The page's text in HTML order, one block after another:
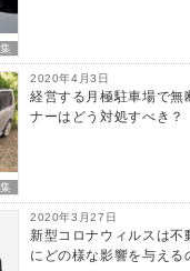
2020年4月3日
経営する月極駐車場で
ナーはどう対処すべき？
2020年3月27日
新型コロナウィルスは不
にどの様な影響を与える